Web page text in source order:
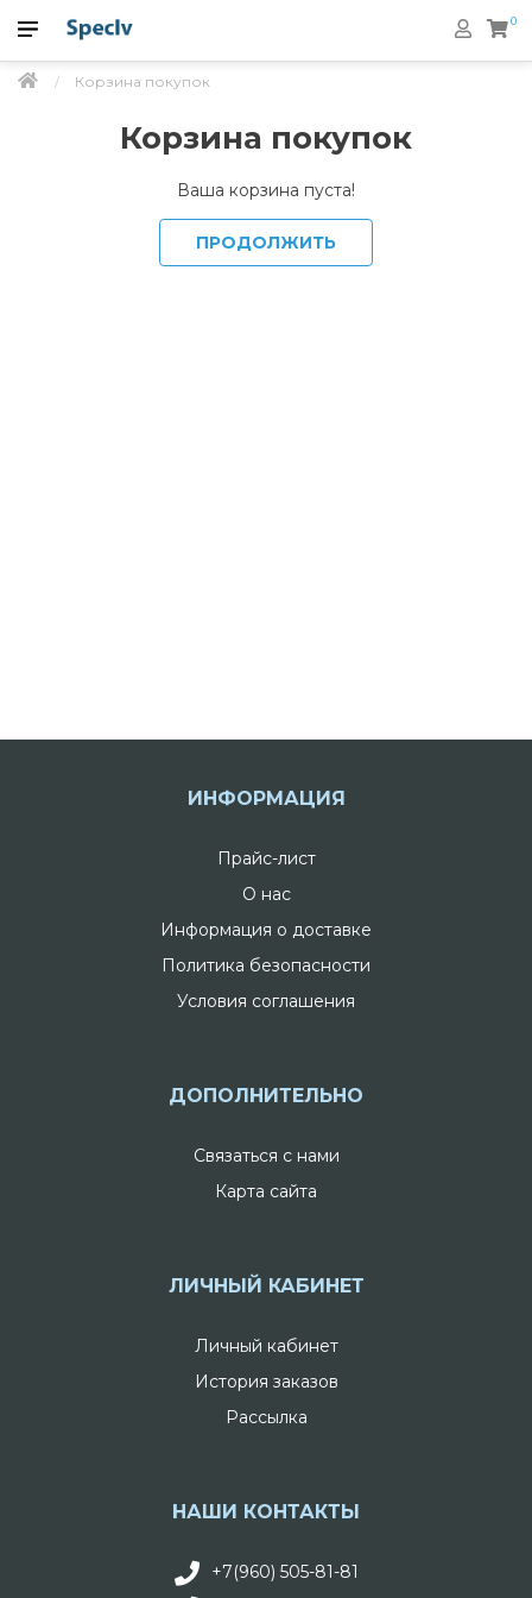
0
Корзина покупок
Корзина покупок
Ваша корзина пуста!
ПРОДОЛЖИТЬ
ИНФОРМАЦИЯ
Прайс-лист
О нас
Информация о доставке
Политика безопасности
Условия соглашения
ДОПОЛНИТЕЛЬНО
Связаться с нами
Карта сайта
ЛИЧНЫЙ КАБИНЕТ
Личный кабинет
История заказов
Рассылка
НАШИ КОНТАКТЫ
+7(960) 505-81-81